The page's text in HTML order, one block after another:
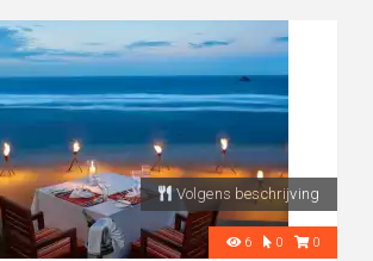
Volgens beschrijving
6 0 0